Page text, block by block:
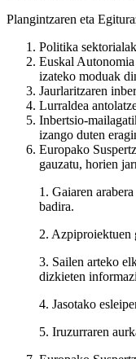
Plangintzaren eta
Politika
Euskal
izateko moduak
Jaurlaritzaren
Lurraldea
Inbertsio-
izango duten
Europako
gauzatu, horien
1. Gaiaren
badira.
2. Azpiproiektuen
3. Sailen arteko
dizkieten
4. Jasotako
5. Iruzurraren